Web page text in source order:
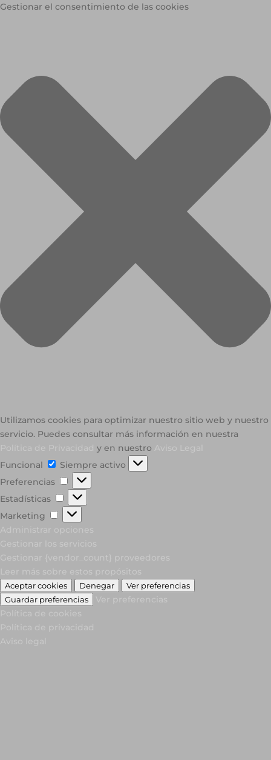
Gestionar el consentimiento de las cookies
Utilizamos cookies para optimizar nuestro sitio web y nuestro
servicio. Puedes consultar más información en nuestra
y en nuestro
Funcional
Funcional
Siempre activo
Preferencias
Preferencias
Estadísticas
Estadísticas
Marketing
Marketing
Aceptar cookies Denegar
Ver preferencias
Guardar preferencias